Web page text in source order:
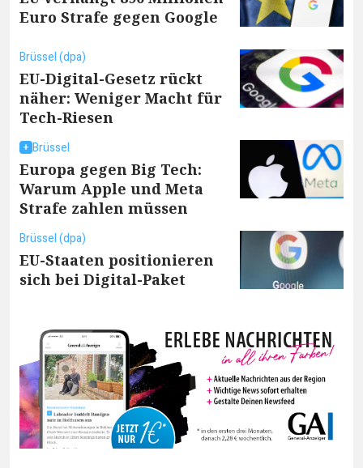
Euro Strafe gegen Google
Brüssel (dpa)
EU-Digital-Gesetz rückt
näher: Weniger Macht für
Tech-Riesen
Brüssel
Europa gegen Big Tech:
Warum Apple und Meta
Strafe zahlen müssen
Brüssel (dpa)
EU-Staaten positionieren
sich bei Digital-Paket